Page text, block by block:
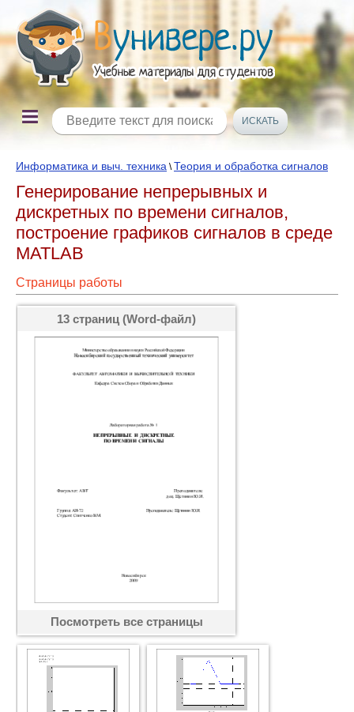
Информатика и выч. техника \Теория и обработка сигналов
Генерирование непрерывных и
дискретных по времени сигналов,
построение графиков сигналов в среде
MATLAB
Страницы работы
13 страниц (Word-файл)
Посмотреть все страницы